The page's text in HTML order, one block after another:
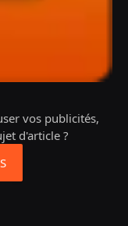
vos publicités,
d'article ?